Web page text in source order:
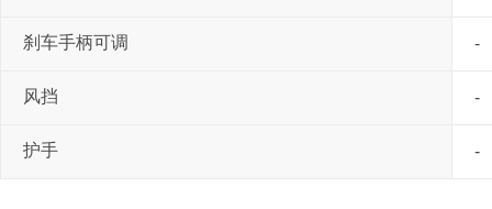
刹车手柄可调 -
风挡 -
护手 -